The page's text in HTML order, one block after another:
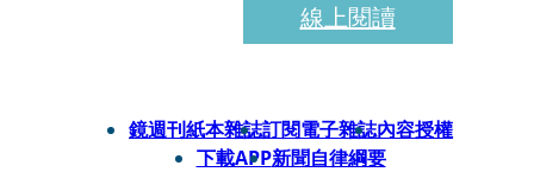
線上閱讀
鏡週刊紙本雜誌訂閱電子雜誌內容授權
下載APP新聞自律綱要